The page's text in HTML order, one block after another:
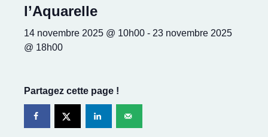
l’Aquarelle
14 novembre 2025 @ 10h00 - 23 novembre 2025
@ 18h00
Partagez cette page !